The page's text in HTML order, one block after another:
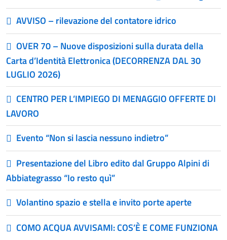
AVVISO – rilevazione del contatore idrico
OVER 70 – Nuove disposizioni sulla durata della
Carta d’Identità Elettronica (DECORRENZA DAL 30
LUGLIO 2026)
CENTRO PER L’IMPIEGO DI MENAGGIO OFFERTE DI
LAVORO
Evento “Non si lascia nessuno indietro”
Presentazione del Libro edito dal Gruppo Alpini di
Abbiategrasso “Io resto quì”
Volantino spazio e stella e invito porte aperte
COMO ACQUA AVVISAMI: COS’È E COME FUNZIONA